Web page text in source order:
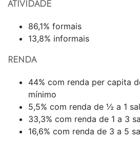
ATIVIDADE
86,1% formais
13,8% informais
RENDA
44% com renda per capita
mínimo
5,5% com renda de ½ a 1
33,3% com renda de 1 a 3
16,6% com renda de 3 a 5